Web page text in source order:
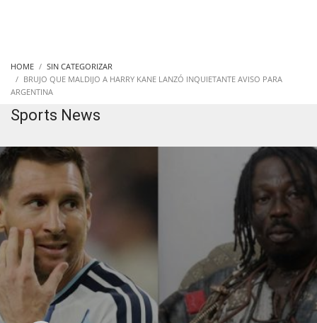
HOME
SIN CATEGORIZAR
BRUJO QUE MALDIJO A HARRY KANE LANZÓ INQUIETANTE AVISO PARA
ARGENTINA
Sports News